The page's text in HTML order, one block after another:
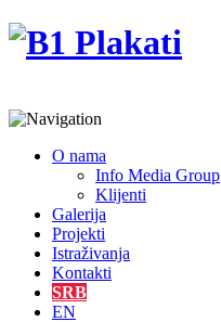
O nama
Info Media Group
Klijenti
Galerija
Projekti
Istraživanja
Kontakti
SRB
EN